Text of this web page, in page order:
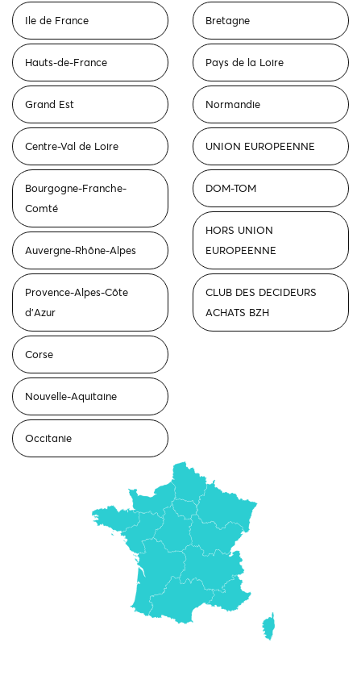
Ile de France
Hauts-de-France
Grand Est
Centre-Val de Loire
Bourgogne-Franche-
Comté
Auvergne-Rhône-Alpes
Provence-Alpes-Côte
d'Azur
Corse
Nouvelle-Aquitaine
Occitanie
Bretagne
Pays de la Loire
Normandie
UNION EUROPEENNE
DOM-TOM
HORS UNION
EUROPEENNE
CLUB DES DECIDEURS
ACHATS BZH